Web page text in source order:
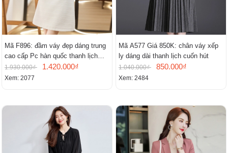
Mã F896: đầm váy đẹp dáng trung
cao cấp Pc hàn quốc thanh lịch
mới
1.930.000₫ 1.420.000₫
Xem: 2077
Mã A577 Giá 850K: chân váy xếp
ly dáng dài thanh lịch cuốn hút
1.040.000₫ 850.000₫
Xem: 2484